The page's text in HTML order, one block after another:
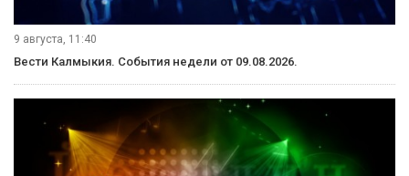
Рубрики
Видеосюжеты